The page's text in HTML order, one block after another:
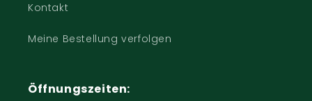
Kontakt
Meine Bestellung verfolgen
Öffnungszeiten: